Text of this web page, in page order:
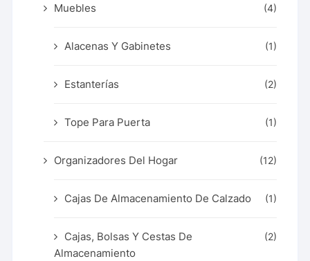
Muebles (4)
Alacenas Y Gabinetes (1)
Estanterías (2)
Tope Para Puerta (1)
Organizadores Del Hogar (12)
Cajas De Almacenamiento De Calzado (1)
Cajas, Bolsas Y Cestas De
Almacenamiento
(2)